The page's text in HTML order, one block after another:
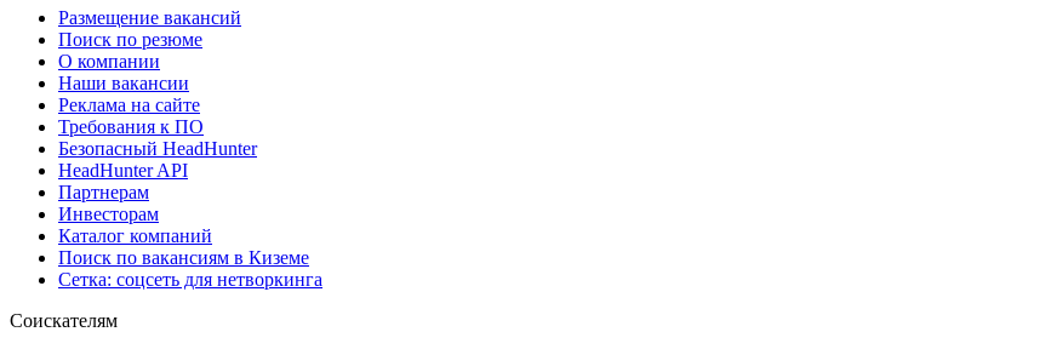
Размещение вакансий
Поиск по резюме
О компании
Наши вакансии
Реклама на сайте
Требования к ПО
Безопасный HeadHunter
HeadHunter API
Партнерам
Инвесторам
Каталог компаний
Поиск по вакансиям в Киземе
Сетка: соцсеть для нетворкинга
Соискателям